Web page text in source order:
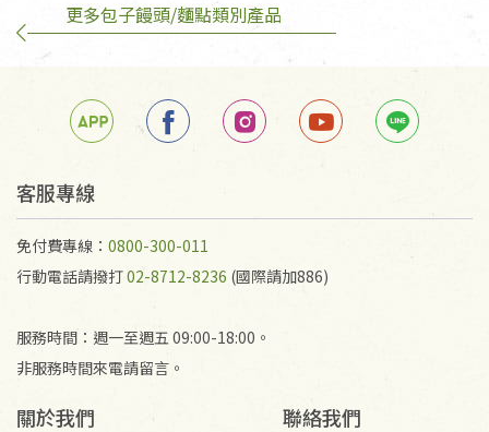
更多包子饅頭/麵點類別產品
客服專線
免付費專線： 0800-300-011
行動電話請撥打02-8712-8236 (國際請加886)
服務時間：週一至週五 09:00-18:00。
非服務時間來電請留言。
關於我們 聯絡我們